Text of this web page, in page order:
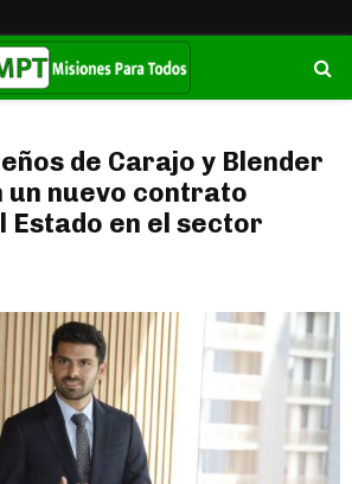
de Carajo y Blender
un nuevo contrato
Estado en el sector